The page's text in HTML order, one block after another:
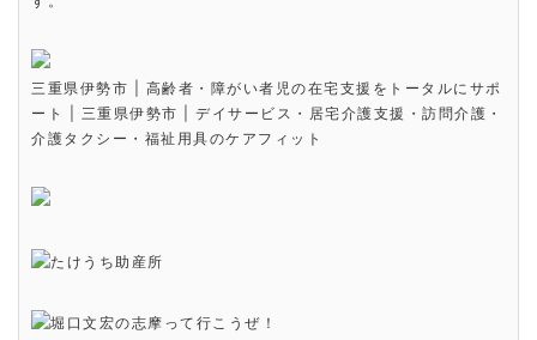
三重県伊勢市 | 高齢者・障がい者児の在宅支援をトータルにサポ
ート | 三重県伊勢市 | デイサービス・居宅介護支援・訪問介護・
介護タクシー・福祉用具のケアフィット